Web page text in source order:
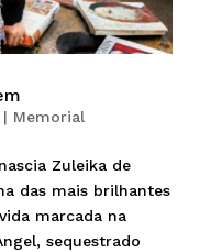
| Memorial
Zuleika de
das mais brilhantes
marcada na
sequestrado